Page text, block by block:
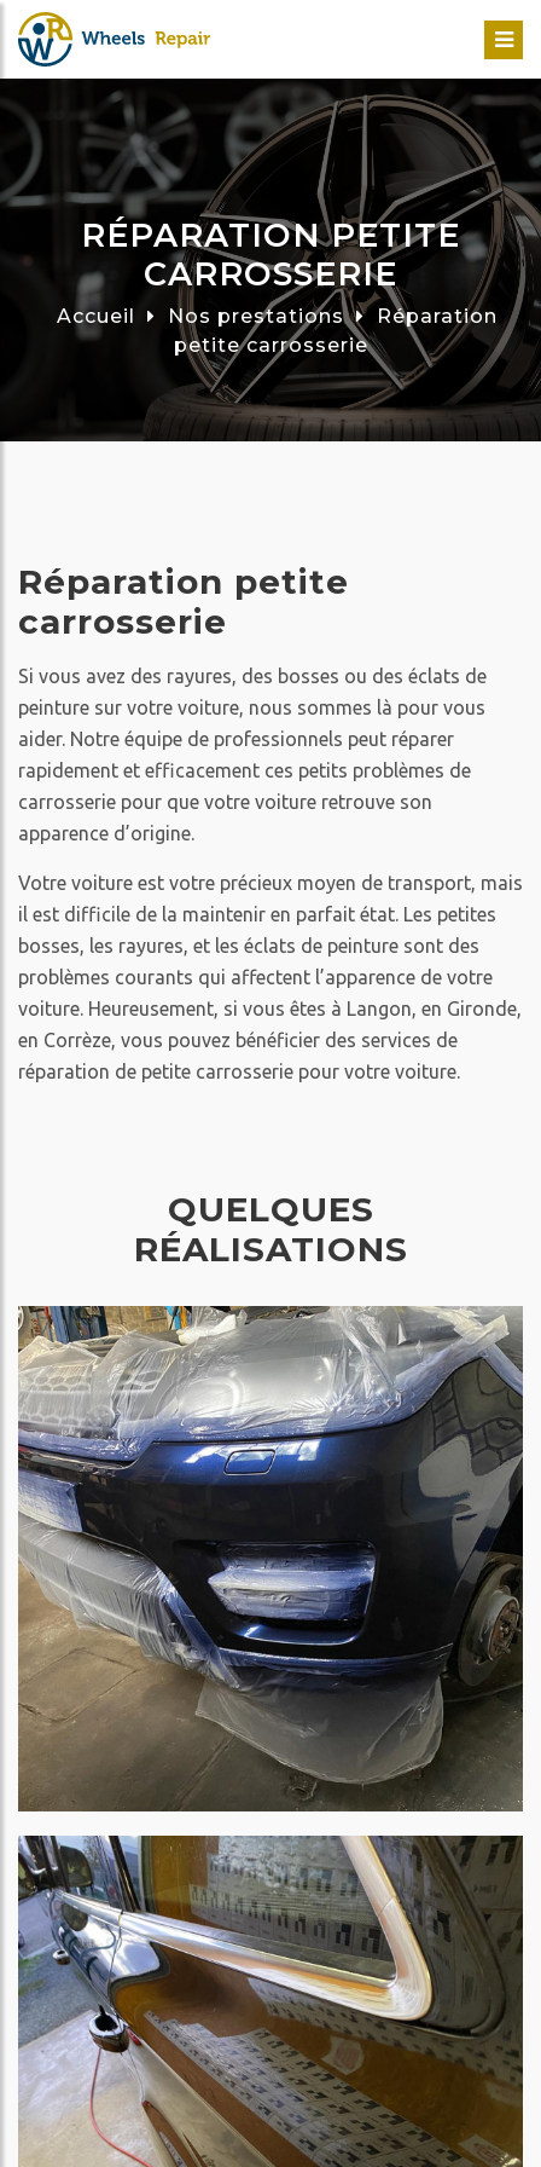
RÉPARATION PETITE
CARROSSERIE
Accueil Nos prestations
Réparation
petite carrosserie
Réparation petite
carrosserie
Si vous avez des rayures, des bosses ou des éclats de
peinture sur votre voiture, nous sommes là pour vous
aider. Notre équipe de professionnels peut réparer
rapidement et efficacement ces petits problèmes de
carrosserie pour que votre voiture retrouve son
apparence d’origine.
Votre voiture est votre précieux moyen de transport, mais
il est difficile de la maintenir en parfait état. Les petites
bosses, les rayures, et les éclats de peinture sont des
problèmes courants qui affectent l’apparence de votre
voiture. Heureusement, si vous êtes à Langon, en Gironde,
en Corrèze, vous pouvez bénéficier des services de
réparation de petite carrosserie pour votre voiture.
QUELQUES
RÉALISATIONS